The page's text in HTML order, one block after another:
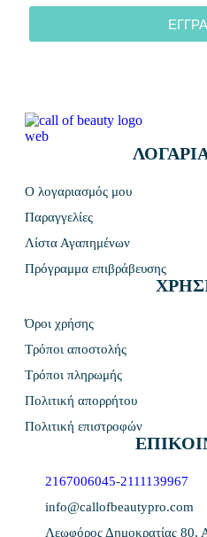
Ο λογαριασμός μου
Παραγγελίες
Λίστα Αγαπημένων
Πρόγραμμα επιβράβευσης
Όροι χρήσης
Τρόποι αποστολής
Τρόποι πληρωμής
Πολιτική απορρήτου
Πολιτική επιστροφών
2167006045-2111139967
info@callofbeautypro.com
Λεωφόρος Δημοκρατίας 80,